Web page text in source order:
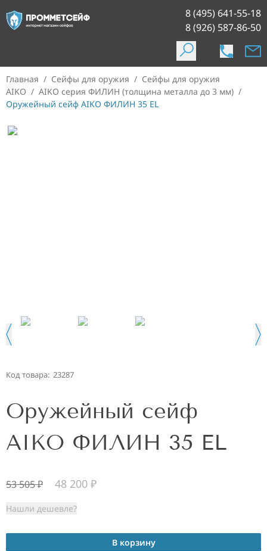
8 (495) 641-55-18
8 (926) 587-86-50
Главная / Сейфы для оружия / Сейфы для оружия
AIKO / AIKO серия ФИЛИН (толщина металла до 3 мм) /
Оружейный сейф AIKO ФИЛИН 35 EL
Код товара: 23287
Оружейный сейф
AIKO ФИЛИН 35 EL
53 505₽ 48 200 ₽
Нашли дешевле?
В корзину